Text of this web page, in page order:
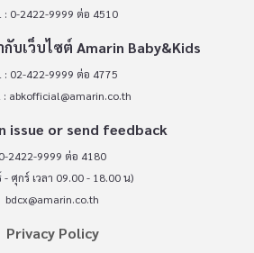
: 0-2422-9999 ต่อ 4510
บเว็บไซต์ Amarin Baby&Kids
: 02-422-9999 ต่อ 4775
: abkofficial@amarin.co.th
issue or send feedback
0-2422-9999 ต่อ 4180
- ศุกร์ เวลา 09.00 - 18.00 น)
bdcx@amarin.co.th
Privacy Policy